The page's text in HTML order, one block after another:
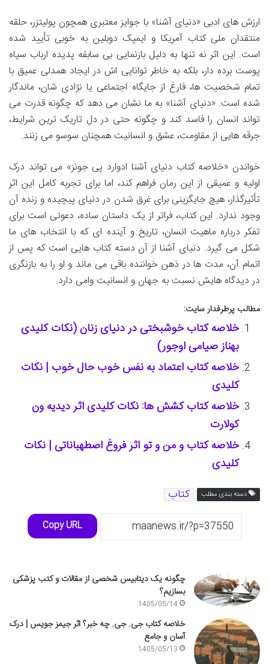
ارزش های ادبی «دنیای آشنا» با جوایز معتبری همچون پولیتزر، حلقه
منتقدان ملی کتاب آمریکا و ایمپک دوبلین به خوبی تأیید شده
است. این اثر نه تنها به دلیل بازنمایی بی سابقه پدیده ارباب سیاه
پوست برده دار، بلکه به خاطر توانایی اش در ایجاد همدلی عمیق با
تمام شخصیت ها، فارغ از جایگاه اجتماعی یا نژادی شان، ماندگار
شده است. «دنیای آشنا» به ما نشان می دهد که چگونه قدرت می
تواند انسان را فاسد کند و چگونه حتی در دل تاریک ترین شرایط،
جرقه هایی از مقاومت، عشق و انسانیت همچنان سوسو می زنند.
خواندن «خلاصه کتاب دنیای آشنا ادوارد پی جونز» می تواند درک
اولیه و عمیقی از این رمان فراهم کند، اما برای تجربه کامل این اثر
تأثیرگذار، هیچ جایگزینی برای غرق شدن در دنیای پیچیده و زنده آن
وجود ندارد. این کتاب، فراتر از یک داستان ساده، دعوتی است برای
تفکر درباره ماهیت انسان، تاریخ و آینده ای که با انتخاب های ما
شکل می گیرد. دنیای آشنا از آن دسته کتاب هایی است که پس از
اتمام آن، مدت ها در ذهن خواننده باقی می ماند و او را به بازنگری
در دیدگاه هایش نسبت به جهان و انسانیت وامی دارد.
مطالب پرطرفدار سایت:
خلاصه کتاب خوشبختی در دنیای زنان (نکات کلیدی
بهناز صیامی اوجور)
خلاصه کتاب اعتماد به نفس خوب حال خوب | نکات
کلیدی
خلاصه کتاب کشش ها: نکات کلیدی اثر دیدیه ون
کولارت
خلاصه کتاب و من و تو اثر فروغ اصطهباناتی | نکات
کلیدی
دسته بندی مطلب کتاب
Copy URL
چگونه یک دیتابیس شخصی از مقالات و کتب پزشکی
بسازیم؟
1405/05/14
خلاصه کتاب جی. جی. چه خبر؟ اثر جیمز جویس | درک
آسان و جامع
1405/05/13